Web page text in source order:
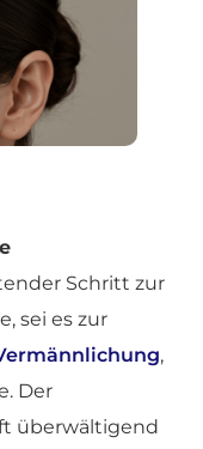
Schritt zur
sei es zur
,
Der
überwältigend